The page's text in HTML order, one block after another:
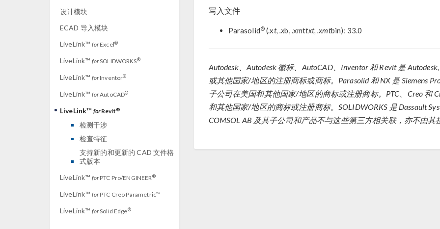
设计模块
ECAD 导入模块
LiveLink™ forExcel®
LiveLink™ forSOLIDWORKS®
LiveLink™ forInventor®
LiveLink™ forAutoCAD®
LiveLink™ forRevit®
检测干涉
检查特征
支持新的和更新的 CAD 文件格
式版本
LiveLink™ forPTC Pro/ENGINEER®
LiveLink™ forPTC Creo Parametric™
LiveLink™ forSolid Edge®
写入文件
Parasolid® (.xt, .xb, .xmttxt, .xmtbin): 33.0
Autodesk、Autodesk 徽标、AutoCAD、Inventor 和 Revit 是
或其他国家/地区的注册商标或商标。Parasolid 和 NX 是 Siemens
子公司在美国和其他国家/地区的商标或注册商标。PTC、Creo 和
和其他国家/地区的商标或注册商标。SOLIDWORKS 是 Dassault
COMSOL AB 及其子公司和产品不与这些第三方相关联，亦不由